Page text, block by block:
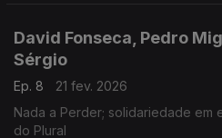
David Fonseca, Pedro
Sérgio
Ep. 8
21 fev. 2026
Nada a Perder; solidariedade em
do Plural